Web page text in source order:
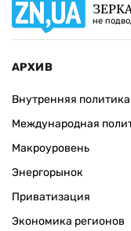
не
АРХИВ
Внутренняя политика
Международная
Макроуровень
Энергорынок
Приватизация
Экономика регионов